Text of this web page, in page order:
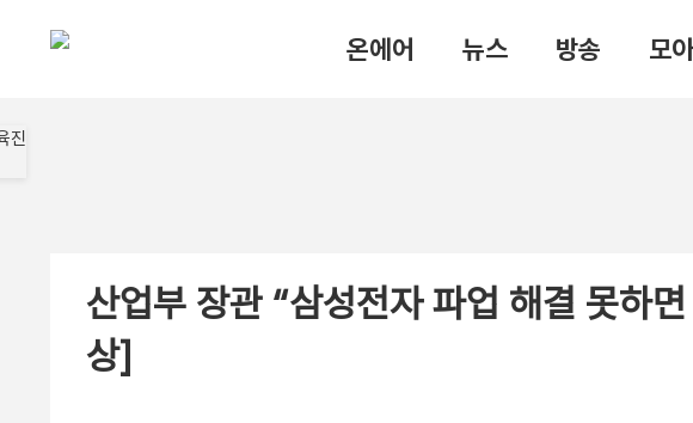
온에어 뉴스 방송 모
산업부 장관 “삼성전자 파업 해결 못하
상]